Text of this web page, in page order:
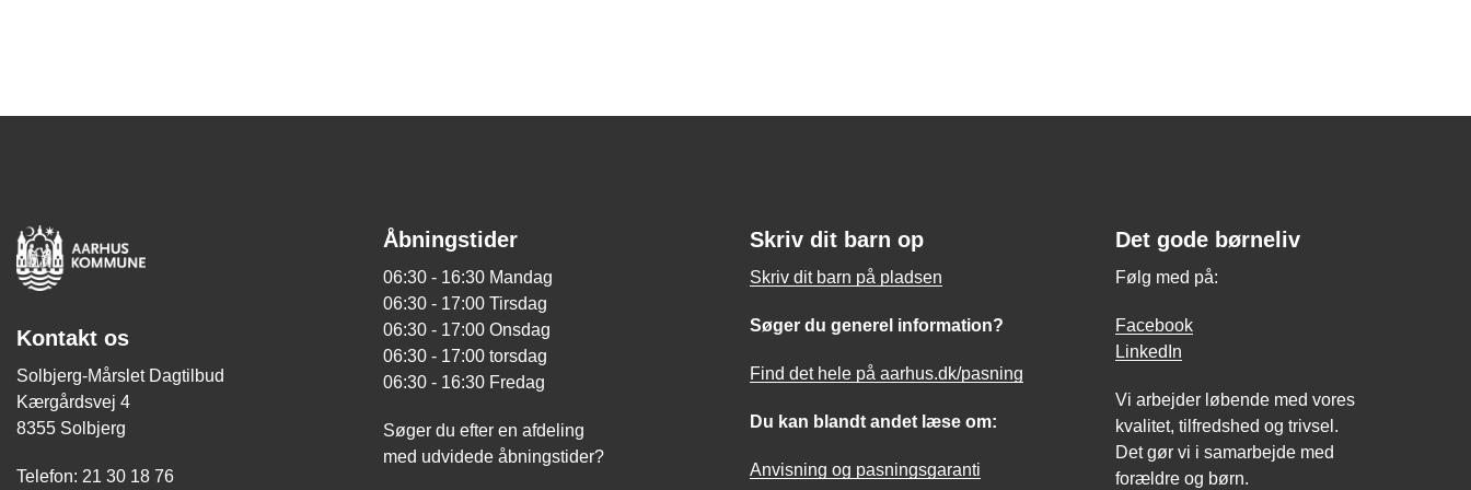
Kontakt os
Solbjerg-Mårslet Dagtilbud
Kærgårdsvej 4
8355 Solbjerg
Telefon: 21 30 18 76
Åbningstider
06:30 - 16:30 Mandag
06:30 - 17:00 Tirsdag
06:30 - 17:00 Onsdag
06:30 - 17:00 torsdag
06:30 - 16:30 Fredag
Søger du efter en afdeling
med udvidede åbningstider?
Skriv dit barn op
Skriv dit barn på pladsen
Søger du generel information?
Find det hele på aarhus.dk/pasning
Du kan blandt andet læse om:
Anvisning og pasningsgaranti
Det gode børneliv
Følg med på:
Facebook
LinkedIn
Vi arbejder løbende med vores
kvalitet, tilfredshed og trivsel.
Det gør vi i samarbejde med
forældre og børn.